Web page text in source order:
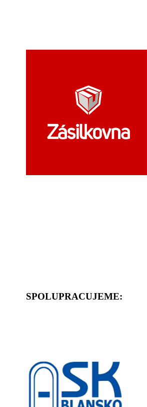
SPOLUPRACUJEME: